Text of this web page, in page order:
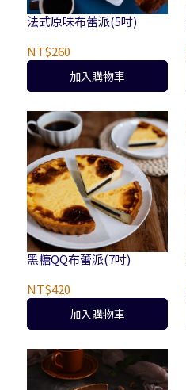
法式原味布蕾派(5吋)
NT$260
加入購物車
黑糖QQ布蕾派(7吋)
NT$420
加入購物車